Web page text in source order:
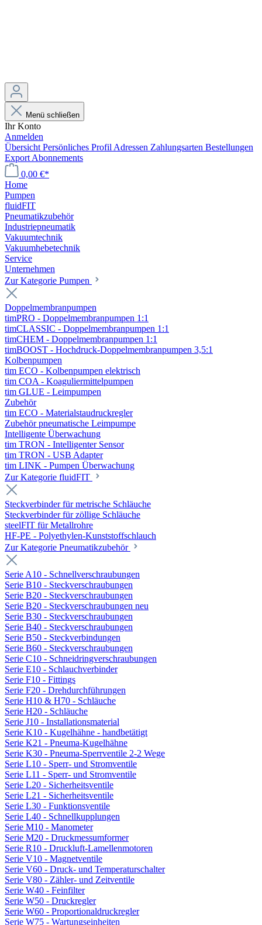
Menü schließen
Ihr Konto
Anmelden
Übersicht Persönliches Profil Adressen Zahlungsarten Bestellungen
Export Abonnements
0,00 €*
Home
Pumpen
fluidFIT
Pneumatikzubehör
Industriepneumatik
Vakuumtechnik
Vakuumhebetechnik
Service
Unternehmen
Zur Kategorie Pumpen
Doppelmembranpumpen
timPRO - Doppelmembranpumpen 1:1
timCLASSIC - Doppelmembranpumpen 1:1
timCHEM - Doppelmembranpumpen 1:1
timBOOST - Hochdruck-Doppelmembranpumpen 3,5:1
Kolbenpumpen
tim ECO - Kolbenpumpen elektrisch
tim COA - Koaguliermittelpumpen
tim GLUE - Leimpumpen
Zubehör
tim ECO - Materialstaudruckregler
Zubehör pneumatische Leimpumpe
Intelligente Überwachung
tim TRON - Intelligenter Sensor
tim TRON - USB Adapter
tim LINK - Pumpen Überwachung
Zur Kategorie fluidFIT
Steckverbinder für metrische Schläuche
Steckverbinder für zöllige Schläuche
steelFIT für Metallrohre
HF-PE - Polyethylen-Kunststoffschlauch
Zur Kategorie Pneumatikzubehör
Serie A10 - Schnellverschraubungen
Serie B10 - Steckverschraubungen
Serie B20 - Steckverschraubungen
Serie B20 - Steckverschraubungen neu
Serie B30 - Steckverschraubungen
Serie B40 - Steckverschraubungen
Serie B50 - Steckverbindungen
Serie B60 - Steckverschraubungen
Serie C10 - Schneidringverschraubungen
Serie E10 - Schlauchverbinder
Serie F10 - Fittings
Serie F20 - Drehdurchführungen
Serie H10 & H70 - Schläuche
Serie H20 - Schläuche
Serie J10 - Installationsmaterial
Serie K10 - Kugelhähne - handbetätigt
Serie K21 - Pneuma-Kugelhähne
Serie K30 - Pneuma-Sperrventile 2-2 Wege
Serie L10 - Sperr- und Stromventile
Serie L11 - Sperr- und Stromventile
Serie L20 - Sicherheitsventile
Serie L21 - Sicherheitsventile
Serie L30 - Funktionsventile
Serie L40 - Schnellkupplungen
Serie M10 - Manometer
Serie M20 - Druckmessumformer
Serie R10 - Druckluft-Lamellenmotoren
Serie V10 - Magnetventile
Serie V60 - Druck- und Temperaturschalter
Serie V80 - Zähler- und Zeitventile
Serie W40 - Feinfilter
Serie W50 - Druckregler
Serie W60 - Proportionaldruckregler
Serie W75 - Wartungseinheiten